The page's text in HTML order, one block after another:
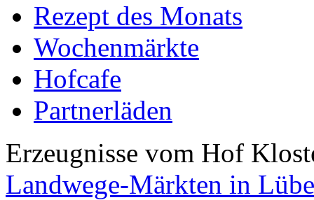
Rezept des Monats
Wochenmärkte
Hofcafe
Partnerläden
Erzeugnisse vom Hof
Landwege-Märkten in